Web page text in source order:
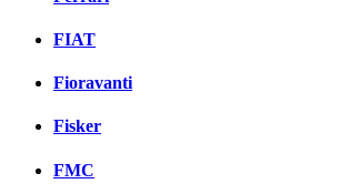
FIAT
Fioravanti
Fisker
FMC